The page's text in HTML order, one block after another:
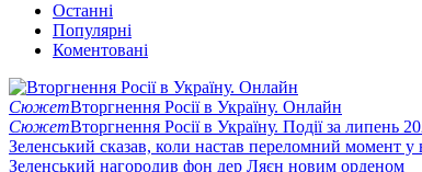
Останні
Популярні
Коментовані
СюжетВторгнення Росії в Україну. Онлайн
СюжетВторгнення Росії в Україну. Події за липень
Зеленський сказав, коли настав переломний момент у
Зеленський нагородив фон дер Ляєн новим орденом